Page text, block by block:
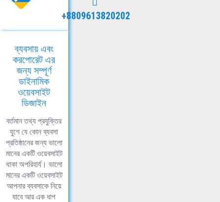
+8809613820202
ব্যবসায় এবং
করপোরেট এর
জন্য সম্পূর্ণ
ডাইনামিক
ওয়েবসাইট
ডিজাইন
বর্তমান তথ্য প্রযুক্তির
যুগে যে কোন ব্যবসা
প্রতিষ্ঠানের জন্য ভালো
মানের একটি ওয়েবসাইট
থাকা অপরিহার্য। ভালো
মানের একটি ওয়েবসাইট
আপনার ব্যবসাকে নিয়ে
যাবে আর এক ধাপ